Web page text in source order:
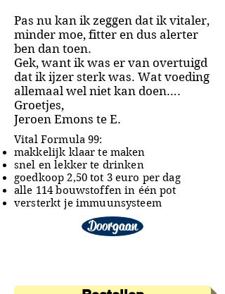
Pas nu kan ik zeggen dat ik vitaler,
minder moe, fitter en dus alerter
ben dan toen.
Gek, want ik was er van overtuigd
dat ik ijzer sterk was. Wat voeding
allemaal wel niet kan doen….
Groetjes,
Jeroen Emons te E.
Vital Formula 99:
makkelijk klaar te maken
snel en lekker te drinken
goedkoop 2,50 tot 3 euro per dag
alle 114 bouwstoffen in één pot
versterkt je immuunsysteem
Doorgaan